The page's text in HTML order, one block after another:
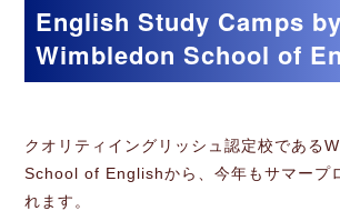
English Study Camps by
Wimbledon School of
クオリティイングリッシュ認定校である
School of Englishから、今年もサマープ
れます。